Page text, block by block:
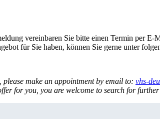
vereinbaren Sie bitte einen Termin per E-
für Sie haben, können Sie gerne unter
make an appointment by email to: vhs-
for you, you are welcome to search for